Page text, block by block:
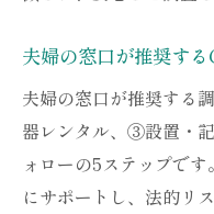
夫婦の窓口が推奨す
夫婦の窓口が推奨する
器レンタル、③設置・
ォローの5ステップで
にサポートし、法的リ